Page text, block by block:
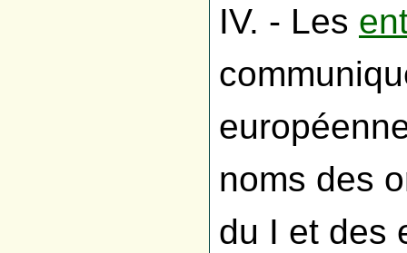
IV. - Les
noms des
du I et des